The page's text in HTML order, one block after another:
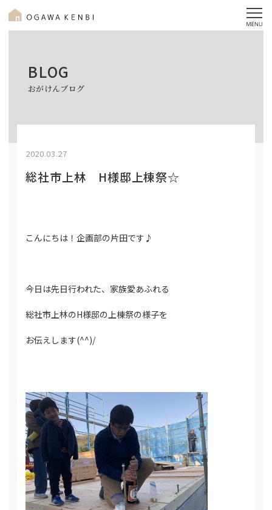
BLOG
おがけんブログ
2020.03.27
総社市上林 H様邸上棟祭☆
こんにちは！企画部の片田です♪
今日は先日行われた、家族愛あふれる
総社市上林のH様邸の上棟祭の様子を
お伝えします(^^)/